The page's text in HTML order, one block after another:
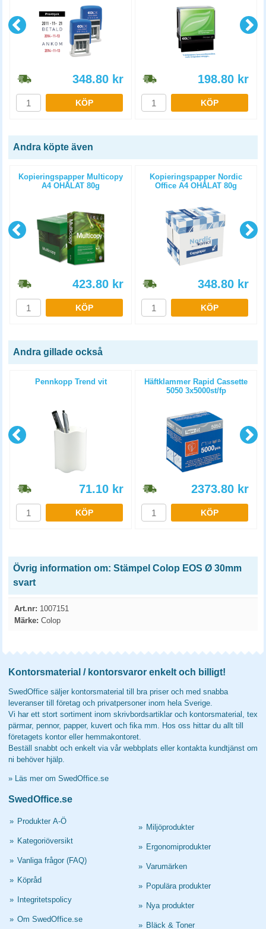
348.80 kr
KÖP
198.80 kr
KÖP
Andra köpte även
Kopieringspapper Multicopy
A4 OHÅLAT 80g
423.80 kr
KÖP
Kopieringspapper Nordic
Office A4 OHÅLAT 80g
348.80 kr
KÖP
Andra gillade också
Pennkopp Trend vit
71.10 kr
KÖP
Häftklammer Rapid Cassette
5050 3x5000st/fp
2373.80 kr
KÖP
Övrig information om: Stämpel Colop EOS Ø 30mm
svart
Art.nr: 1007151
Märke: Colop
Kontorsmaterial / kontorsvaror enkelt och billigt!
SwedOffice säljer kontorsmaterial till bra priser och med snabba
leveranser till företag och privatpersoner inom hela Sverige.
Vi har ett stort sortiment inom skrivbordsartiklar och kontorsmaterial, tex
pärmar, pennor, papper, kuvert och fika mm. Hos oss hittar du allt till
företagets kontor eller hemmakontoret.
Beställ snabbt och enkelt via vår webbplats eller kontakta kundtjänst om
ni behöver hjälp.
» Läs mer om SwedOffice.se
SwedOffice.se
» Produkter A-Ö
» Kategoriöversikt
» Vanliga frågor (FAQ)
» Köpråd
» Integritetspolicy
» Om SwedOffice.se
» Miljöprodukter
» Ergonomiprodukter
» Varumärken
» Populära produkter
» Nya produkter
» Bläck & Toner